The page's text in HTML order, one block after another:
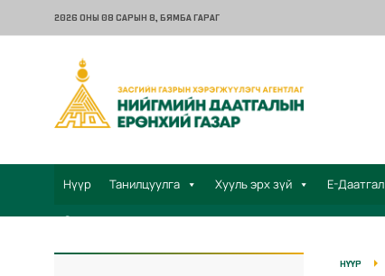
2026 ОНЫ 08 САРЫН 8, БЯМБА ГАРАГ
Нүүр Танилцуулга Хууль эрх зүй Е-Даатгал
Санал хүсэлт
НҮҮР